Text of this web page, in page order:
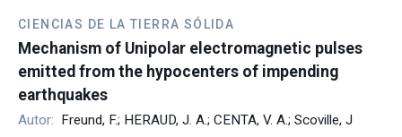
CIENCIAS DE LA TIERRA SÓLIDA
Mechanism of Unipolar electromagnetic pulses
emitted from the hypocenters of impending
earthquakes
Autor: Freund, F.; HERAUD, J. A.; CENTA, V. A.; Scoville, J